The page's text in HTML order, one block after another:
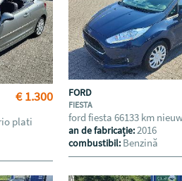
€ 1.300
plati
FORD
FIESTA
ford fiesta 66133 km
an de fabricație:2016
combustibil: Benzină